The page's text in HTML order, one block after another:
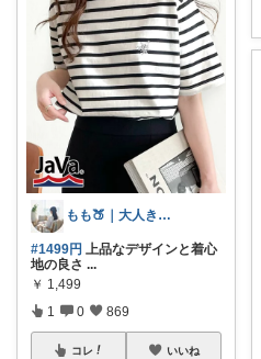
もも🍑｜大人きれいめファッション
#1499円 上品なデザインと着心
地の良さ ...
￥ 1,499
1 0 869
コレ いいね